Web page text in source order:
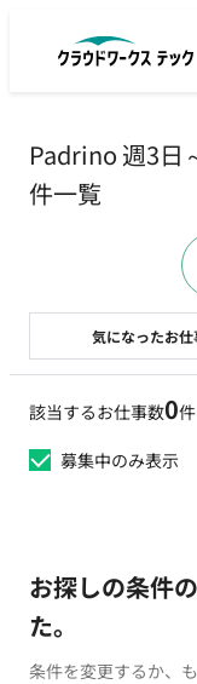
Padrino 週3日
件一覧
該当するお仕事数0件
募集中のみ表示
お探しの条件
た。
条件を変更するか、
気になったお仕